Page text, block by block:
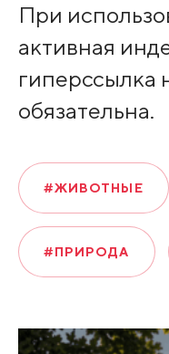
При
активная
гиперссылка
обязательна.
#ЖИВОТНЫЕ
#ПРИРОДА